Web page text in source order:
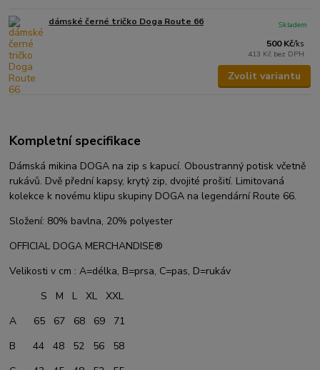
dámské černé tričko Doga Route 66
500 Kč/ks
413 Kč bez DPH
Skladem
Zvolit variantu
Kompletní specifikace
Dámská mikina DOGA na zip s kapucí. Oboustranný potisk včetně
rukávů. Dvě přední kapsy, krytý zip, dvojité prošití. Limitovaná
kolekce k novému klipu skupiny DOGA na legendární Route 66.
Složení: 80% bavlna, 20% polyester
OFFICIAL DOGA MERCHANDISE®
Velikosti v cm : A=délka, B=prsa, C=pas, D=rukáv
S M L XL XXL
A 65 67 68 69 71
B 44 48 52 56 58